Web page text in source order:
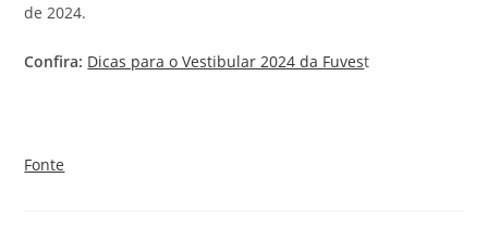
de 2024.
Confira: Dicas para o Vestibular 2024 da Fuvest
Fonte